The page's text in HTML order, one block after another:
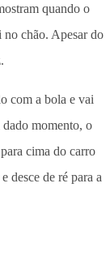
quando o
no chão. Apesar do
com a bola e vai
momento, o
cima do carro
desce de ré para a